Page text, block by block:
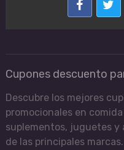
Cupones descuento
Descubre los mejores
promocionales en
suplementos, juguetes y
de las principales marcas.